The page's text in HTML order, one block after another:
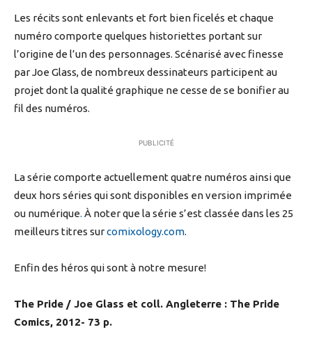
Les récits sont enlevants et fort bien ficelés et chaque
numéro comporte quelques historiettes portant sur
l’origine de l’un des personnages. Scénarisé avec finesse
par Joe Glass, de nombreux dessinateurs participent au
projet dont la qualité graphique ne cesse de se bonifier au
fil des numéros.
PUBLICITÉ
La série comporte actuellement quatre numéros ainsi que
deux hors séries qui sont disponibles en version imprimée
ou numérique. À noter que la série s’est classée dans les 25
meilleurs titres surcomixology.com.
Enfin des héros qui sont à notre mesure!
The Pride / Joe Glass et coll. Angleterre : The Pride
Comics, 2012- 73 p.